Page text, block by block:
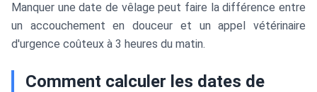
Manquer une date de vêlage peut faire la différence entre
un accouchement en douceur et un appel vétérinaire
d'urgence coûteux à 3 heures du matin.
Comment calculer les dates de